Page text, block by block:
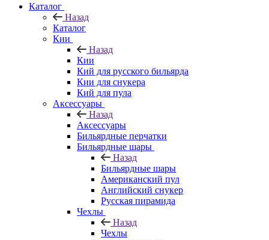
Каталог
Назад
Каталог
Кии
Назад
Кии
Кий для русского бильярда
Кии для снукера
Кий для пула
Аксессуары
Назад
Аксессуары
Бильярдные перчатки
Бильярдные шары
Назад
Бильярдные шары
Американский пул
Английский снукер
Русская пирамида
Чехлы
Назад
Чехлы